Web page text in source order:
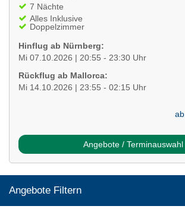
7 Nächte
Alles Inklusive
Doppelzimmer
Hinflug ab Nürnberg:
Mi 07.10.2026 | 20:55 - 23:30 Uhr
Rückflug ab Mallorca:
Mi 14.10.2026 | 23:55 - 02:15 Uhr
ab
Angebote / Terminauswahl
Angebote Filtern